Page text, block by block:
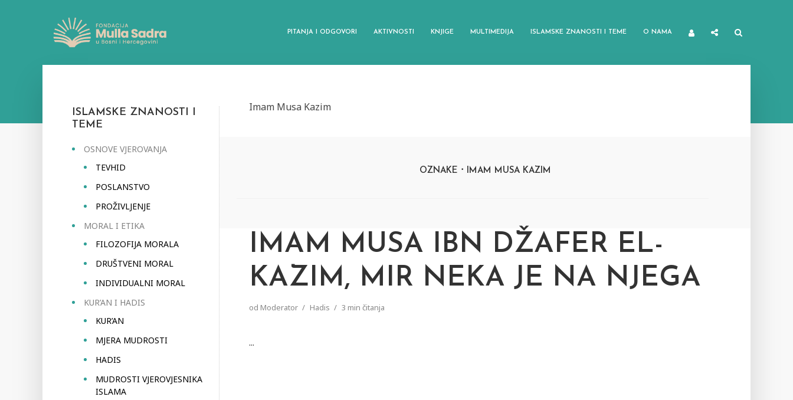
PITANJA I ODGOVORI AKTIVNOSTI KNJIGE MULTIMEDIJA ISLAMSKE ZNANOSTI I TEME O NAMA
ISLAMSKE ZNANOSTI I
TEME
OSNOVE VJEROVANJA
TEVHID
POSLANSTVO
PROŽIVLJENJE
MORAL I ETIKA
FILOZOFIJA MORALA
DRUŠTVENI MORAL
INDIVIDUALNI MORAL
KUR’AN I HADIS
KUR’AN
MJERA MUDROSTI
HADIS
MUDROSTI VJEROVJESNIKA
ISLAMA
Imam Musa Kazim
OZNAKE IMAM MUSA KAZIM
IMAM MUSA IBN DŽAFER EL-
KAZIM, MIR NEKA JE NA NJEGA
od Moderator Hadis 3 min čitanja
...